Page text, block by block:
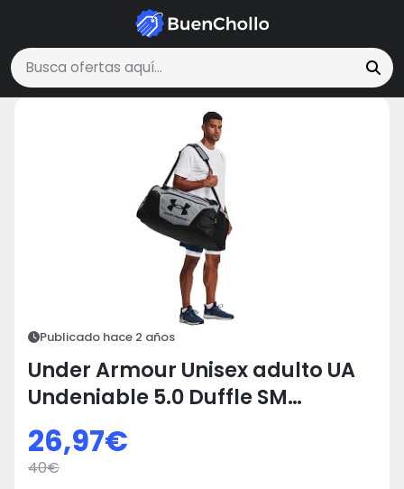
Buscar ofertas
Deportes y Aire LibreUnder Armour Unisex adulto UA Undeniable
Publicado hace 2 años
Under Armour Unisex adulto UA
Undeniable 5.0 Duffle SM
Backpack
26,97€
40€